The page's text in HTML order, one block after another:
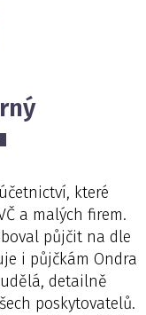
které
a malých firem.
půjčit na dle
i půjčkám Ondra
detailně
poskytovatelů.